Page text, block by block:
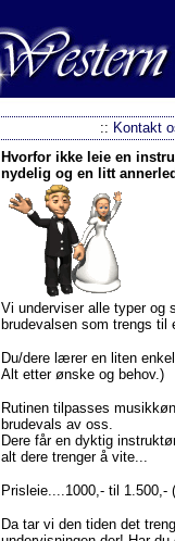
:: Kontakt
Hvorfor ikke leie en
nydelig og en litt
Vi underviser alle typer og
brudevalsen som trengs
Du/dere lærer en liten
Alt etter ønske og behov.)
Rutinen tilpasses
brudevals av oss.
Dere får en dyktig
alt dere trenger å vite...
Prisleie....1000,- til 1.500,-
Da tar vi den tiden det